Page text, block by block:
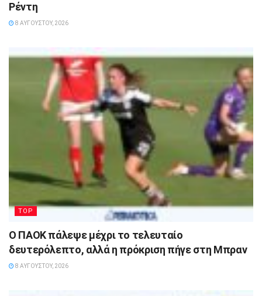
Ρέντη
8 ΑΥΓΟΎΣΤΟΥ, 2026
TOP
Ο ΠΑΟΚ πάλεψε μέχρι το τελευταίο
δευτερόλεπτο, αλλά η πρόκριση πήγε στη Μπραν
8 ΑΥΓΟΎΣΤΟΥ, 2026